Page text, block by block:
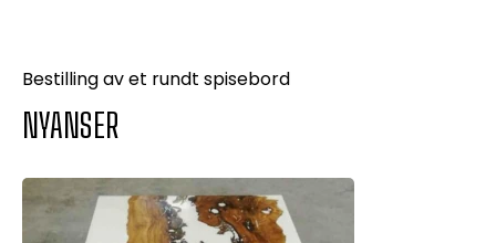
Bestilling av et rundt spisebord
NYANSER